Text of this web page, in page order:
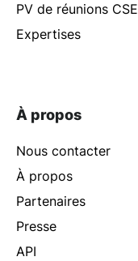
PV de réunions CSE
Expertises
À propos
Nous contacter
À propos
Partenaires
Presse
API